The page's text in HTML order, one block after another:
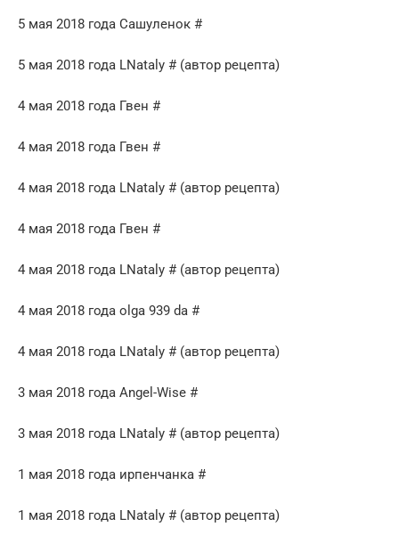
5 мая 2018 года Сашуленок #
5 мая 2018 года LNataly # (автор рецепта)
4 мая 2018 года Гвен #
4 мая 2018 года Гвен #
4 мая 2018 года LNataly # (автор рецепта)
4 мая 2018 года Гвен #
4 мая 2018 года LNataly # (автор рецепта)
4 мая 2018 года olga 939 da #
4 мая 2018 года LNataly # (автор рецепта)
3 мая 2018 года Angel-Wise #
3 мая 2018 года LNataly # (автор рецепта)
1 мая 2018 года ирпенчанка #
1 мая 2018 года LNataly # (автор рецепта)